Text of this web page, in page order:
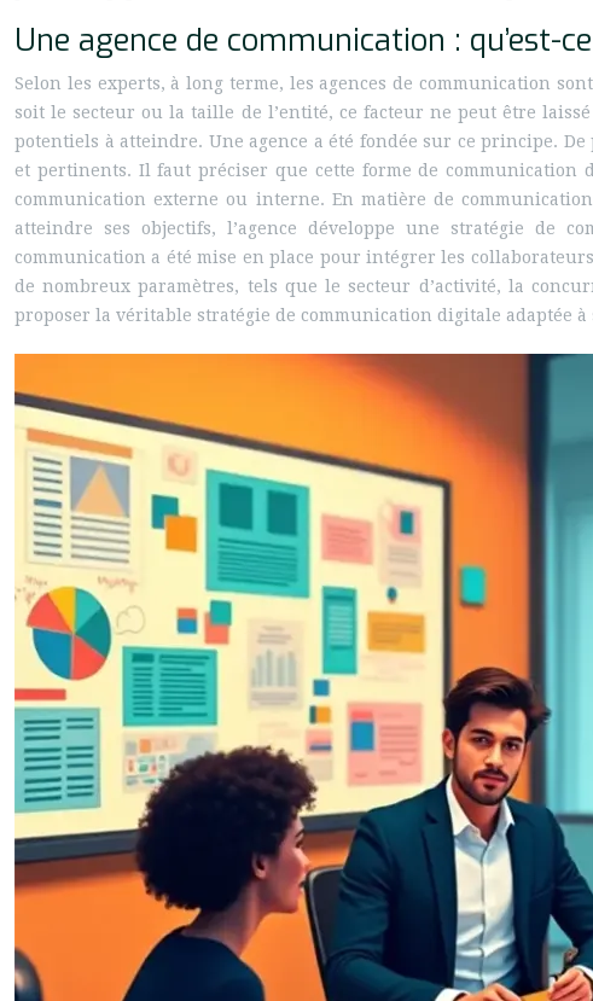
Une agence de communication : qu’est-ce
Selon les experts, à long terme, les agences de communication
soit le secteur ou la taille de l’entité, ce facteur ne peut être
potentiels à atteindre. Une agence a été fondée sur ce principe.
et pertinents. Il faut préciser que cette forme de communication
communication externe ou interne. En matière de
atteindre ses objectifs, l’agence développe une stratégie de
communication a été mise en place pour intégrer les
de nombreux paramètres, tels que le secteur d’activité, la
proposer la véritable stratégie de communication digitale adaptée à